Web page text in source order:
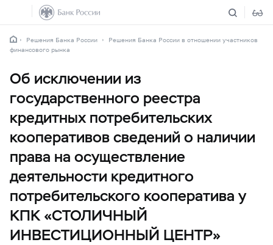
Решения Банка России
Решения Банка России в отношении участников
финансового рынка
Об исключении из
государственного реестра
кредитных потребительских
кооперативов сведений о наличии
права на осуществление
деятельности кредитного
потребительского кооператива у
КПК «СТОЛИЧНЫЙ
ИНВЕСТИЦИОННЫЙ ЦЕНТР»